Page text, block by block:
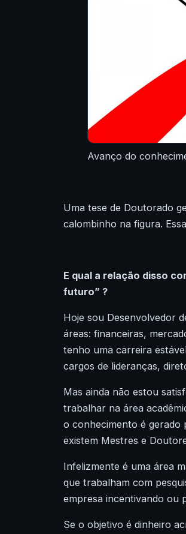
Avanço do
Uma tese de Doutorado
calombinho na figura.
E qual a relação disso
futuro” ?
Hoje sou Desenvolvedor
áreas: financeiras,
tenho uma carreira
cargos de lideranças,
Mas ainda não estou
trabalhar na área
o conhecimento é gerado
existem Mestres e
Infelizmente é uma área
que trabalham com
empresa incentivando ou
Se o objetivo é dinheiro